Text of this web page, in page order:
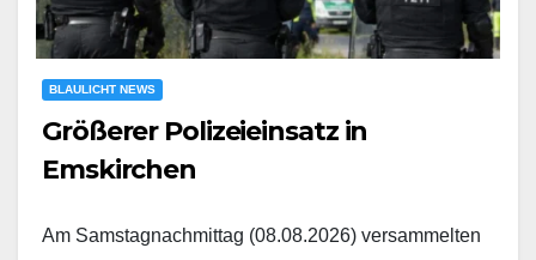
BLAULICHT NEWS
Größerer Polizeieinsatz in
Emskirchen
Am Samstagnachmittag (08.08.2026) versammelten